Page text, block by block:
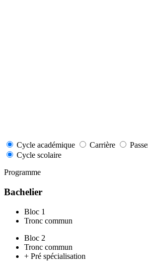
Cycle académique Carrière
Cycle scolaire
Programme
Bachelier
Bloc 1
Tronc commun
Bloc 2
Tronc commun
+ Pré spécialisation